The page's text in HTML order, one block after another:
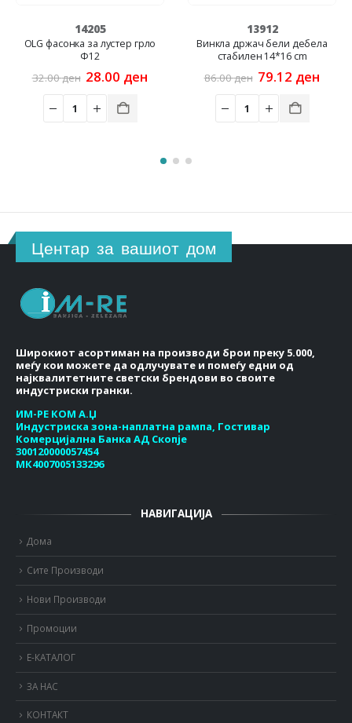
14205
OLG фасонка за лустер грло
Ф12
32.00ден Original
was:
32.00 ден.
28.00денCurrent
13912
Винкла држач бели дебела
стабилен 14*16 cm
86.00ден Original
was:
86.00 ден.
79.12ден
Центар за вашиот дом
Широкиот асортиман на производи брои преку 5.000,
меѓу кои можете да одлучувате и помеѓу едни од
најквалитетните светски брендови во своите
индустриски гранки.
ИМ-РЕ КОМ А.Џ
Индустриска зона-наплатна рампа, Гостивар
Комерцијална Банка АД Скопје
300120000057454
МК4007005133296
НАВИГАЦИЈА
Дома
Сите Производи
Нови Производи
Промоции
Е-КАТАЛОГ
ЗА НАС
КОНТАКТ